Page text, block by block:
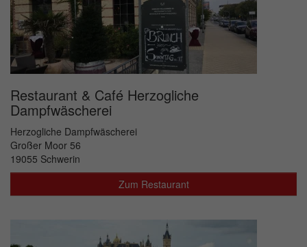
Restaurant & Café Herzogliche
Dampfwäscherei
Herzogliche Dampfwäscherei
Großer Moor 56
19055 Schwerin
Zum Restaurant